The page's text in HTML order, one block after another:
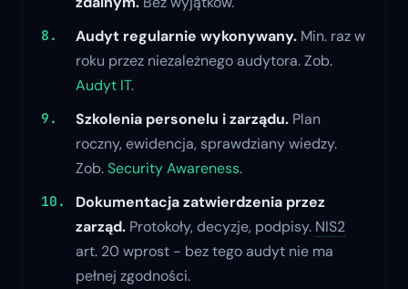
Audyt regularnie wykonywany. Min. raz w
roku przez niezależnego audytora. Zob.
Audyt IT.
Szkolenia personelu i zarządu. Plan
roczny, ewidencja, sprawdziany wiedzy.
Zob.Security Awareness.
Dokumentacja zatwierdzenia przez
zarząd. Protokoły, decyzje, podpisy. NIS2
art. 20 wprost - bez tego audyt nie ma
pełnej zgodności.